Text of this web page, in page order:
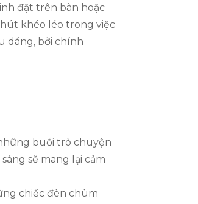
đặt trên bàn hoặc
khéo léo trong việc
dáng, bởi chính
buổi trò chuyện
sẽ mang lại cảm
chiếc đèn chùm